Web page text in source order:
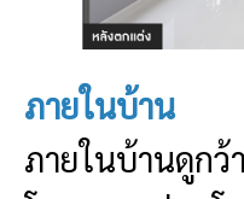
ภายในบ้าน
ภายในบ้านดูกว้